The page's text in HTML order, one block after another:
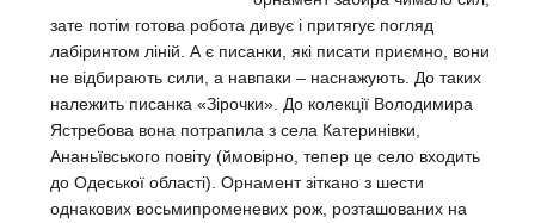
зате потім готова робота дивує і притягує погляд
лабіринтом ліній. А є писанки, які писати приємно, вони
не відбирають сили, а навпаки – наснажують. До таких
належить писанка «Зірочки». До колекції Володимира
Ястребова вона потрапила з села Катеринівки,
Ананьївського повіту (ймовірно, тепер це село входить
до Одеської області). Орнамент зіткано з шести
однакових восьмипроменевих рож, розташованих на